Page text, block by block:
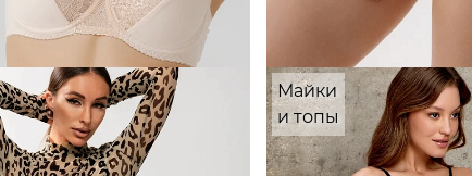
Майки
и топы